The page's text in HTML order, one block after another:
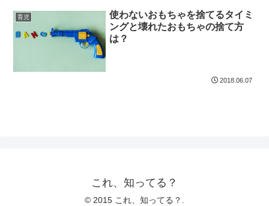
育児
使わないおもちゃを捨てるタイミ
ングと壊れたおもちゃの捨て方
は？
2018.06.07
これ、知ってる？
© 2015 これ、知ってる？.